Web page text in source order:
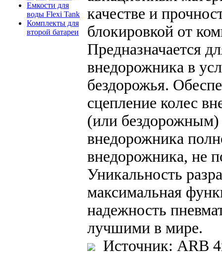
Емкости для
воды Flexi Tank
Комплекты для
второй батареи
качестве и
блокировкой от
Предназначается
внедорожника в
бездорожья.
сцепление колес
(или
внедорожника
внедорожника, не
Уникальность
максимальная
надежность
лучшими в мире.
Источник: ARB